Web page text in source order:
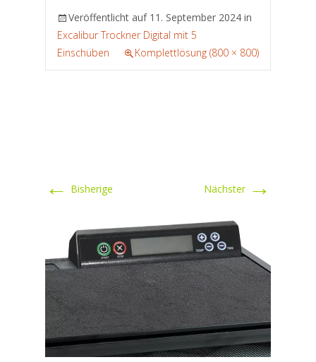
Veröffentlicht auf 11. September 2024 in
Excalibur Trockner Digital mit 5
Einschüben
Komplettlösung (800 × 800)
← Bisherige Nächster →